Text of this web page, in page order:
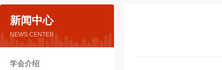
新闻中心
NEWS CENTER
学会介绍